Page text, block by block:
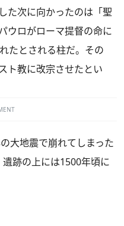
た次に向かったのは「聖
ウロがローマ提督の命に
たとされる柱だ。その
ト教に改宗させたとい
大地震で崩れてしまった
跡の上には1500年頃に